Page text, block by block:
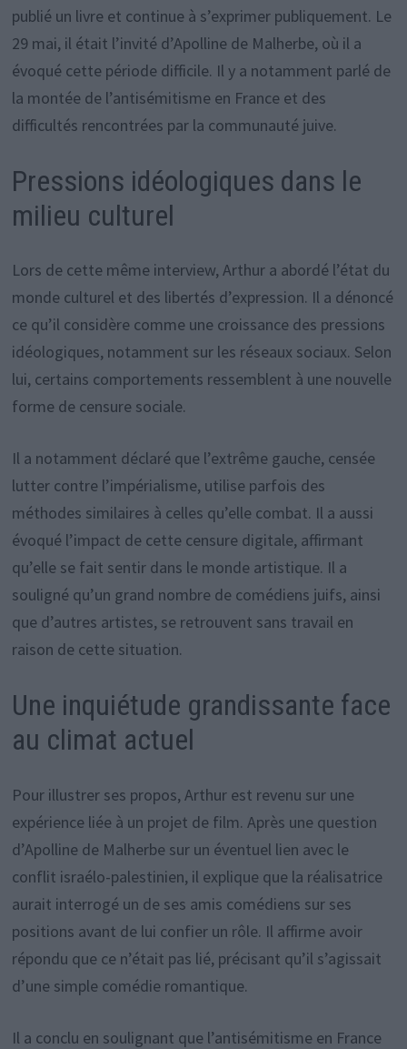
publié un livre et continue à s’exprimer publiquement. Le
29 mai, il était l’invité d’Apolline de Malherbe, où il a
évoqué cette période difficile. Il y a notamment parlé de
la montée de l’antisémitisme en France et des
difficultés rencontrées par la communauté juive.
Pressions idéologiques dans le
milieu culturel
Lors de cette même interview, Arthur a abordé l’état du
monde culturel et des libertés d’expression. Il a dénoncé
ce qu’il considère comme une croissance des pressions
idéologiques, notamment sur les réseaux sociaux. Selon
lui, certains comportements ressemblent à une nouvelle
forme de censure sociale.
Il a notamment déclaré que l’extrême gauche, censée
lutter contre l’impérialisme, utilise parfois des
méthodes similaires à celles qu’elle combat. Il a aussi
évoqué l’impact de cette censure digitale, affirmant
qu’elle se fait sentir dans le monde artistique. Il a
souligné qu’un grand nombre de comédiens juifs, ainsi
que d’autres artistes, se retrouvent sans travail en
raison de cette situation.
Une inquiétude grandissante face
au climat actuel
Pour illustrer ses propos, Arthur est revenu sur une
expérience liée à un projet de film. Après une question
d’Apolline de Malherbe sur un éventuel lien avec le
conflit israélo-palestinien, il explique que la réalisatrice
aurait interrogé un de ses amis comédiens sur ses
positions avant de lui confier un rôle. Il affirme avoir
répondu que ce n’était pas lié, précisant qu’il s’agissait
d’une simple comédie romantique.
Il a conclu en soulignant que l’antisémitisme en France